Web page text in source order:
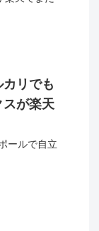
リでも
スが楽天
ールで自立